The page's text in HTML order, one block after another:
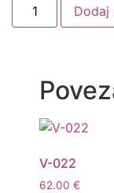
Dodaj
V-022
62.00 €